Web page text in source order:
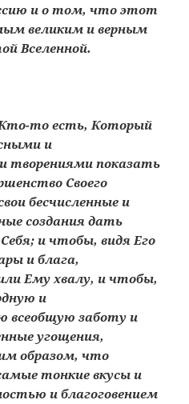
и о том, что этот
великим и верным
Вселенной.
Кто-то есть, Который
и
творениями показать
Своего
бесчисленные и
создания дать
и чтобы, видя Его
и блага,
Ему хвалу, и чтобы,
и
всеобщую заботу и
угощения,
образом, что
тонкие вкусы и
и благоговением